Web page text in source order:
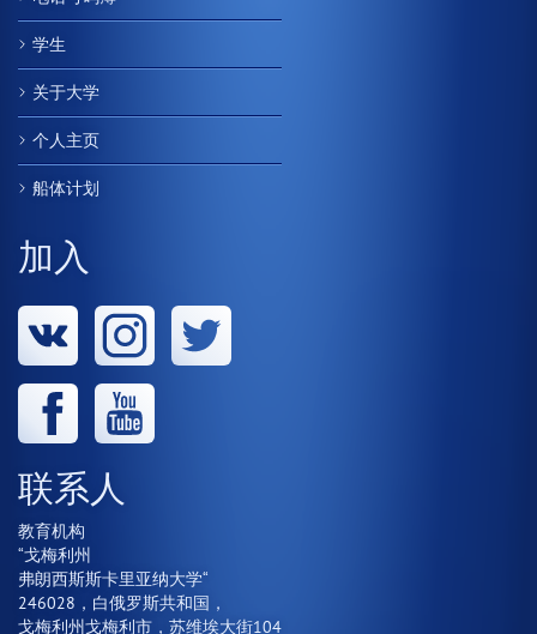
学生
关于大学
个人主页
船体计划
加入
联系人
教育机构
“戈梅利州
弗朗西斯斯卡里亚纳大学“
246028，白俄罗斯共和国，
戈梅利州戈梅利市，苏维埃大街104